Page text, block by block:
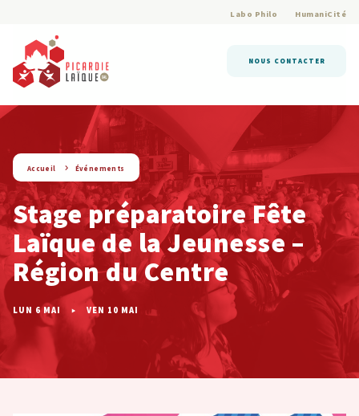
Labo Philo HumaniCité
NOUS CONTACTER
string(9) « evenement »
Accueil Événements
Stage préparatoire Fête
Laïque de la Jeunesse –
Région du Centre
LUN 6 MAI VEN 10 MAI